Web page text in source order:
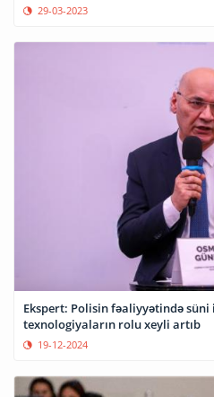
29-03-2023
Ekspert: Polisin fəaliyyətində
texnologiyaların rolu xeyli artıb
19-12-2024